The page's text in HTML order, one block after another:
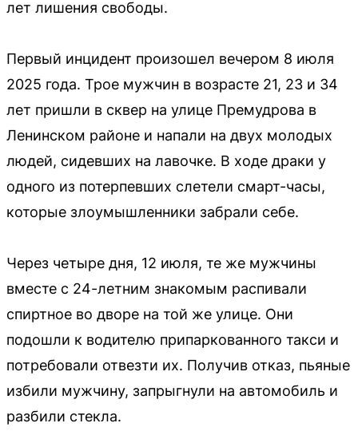
лет лишения свободы.
Первый инцидент произошел вечером 8 июля
2025 года. Трое мужчин в возрасте 21, 23 и 34
лет пришли в сквер на улице Премудрова в
Ленинском районе и напали на двух молодых
людей, сидевших на лавочке. В ходе драки у
одного из потерпевших слетели смарт-часы,
которые злоумышленники забрали себе.
Через четыре дня, 12 июля, те же мужчины
вместе с 24-летним знакомым распивали
спиртное во дворе на той же улице. Они
подошли к водителю припаркованного такси и
потребовали отвезти их. Получив отказ, пьяные
избили мужчину, запрыгнули на автомобиль и
разбили стекла.